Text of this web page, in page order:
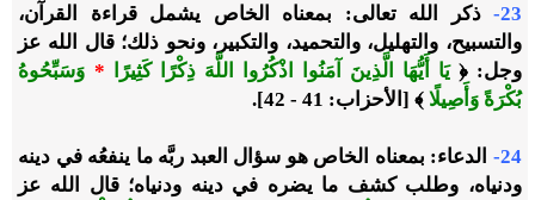
23-
ذكر الله تعالى: بمعناه الخاص يشمل قراءة القرآن،
والتسبيح، والتهليل، والتحميد، والتكبير، ونحو ذلك؛ قال الله عز
وجل: ﴿يَا أَيُّهَا الَّذِينَ آمَنُوا اذْكُرُوا اللَّهَ ذِكْرًا كَثِيرًا * وَسَبِّحُوهُ
بُكْرَةً وَأَصِيلًا ﴾ [الأحزاب: 41 - 42].
24-
الدعاء: بمعناه الخاص هو سؤال العبد ربَّه ما ينفعُه في دينه
ودنياه، وطلب كشف ما يضره في دينه ودنياه؛ قال الله عز